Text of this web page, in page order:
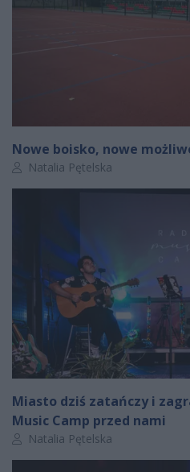
Nowe boisko, nowe
Autor artykułu:
Natalia Pętelska
Miasto dziś zatańczy i
Music Camp przed nami
Autor artykułu:
Natalia Pętelska